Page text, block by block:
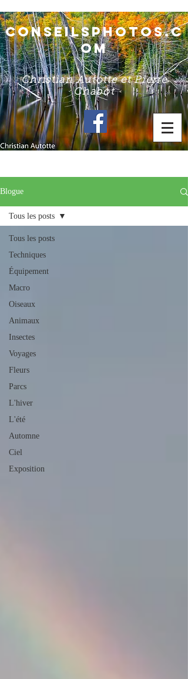
conseilsphotos.c
om
Christian Autotte et Pierre
Chabot
Blogue
Tous les posts
Techniques
Équipement
Macro
Oiseaux
Animaux
Insectes
Voyages
Fleurs
Parcs
L'hiver
L'été
Automne
Ciel
Exposition
Tous les posts